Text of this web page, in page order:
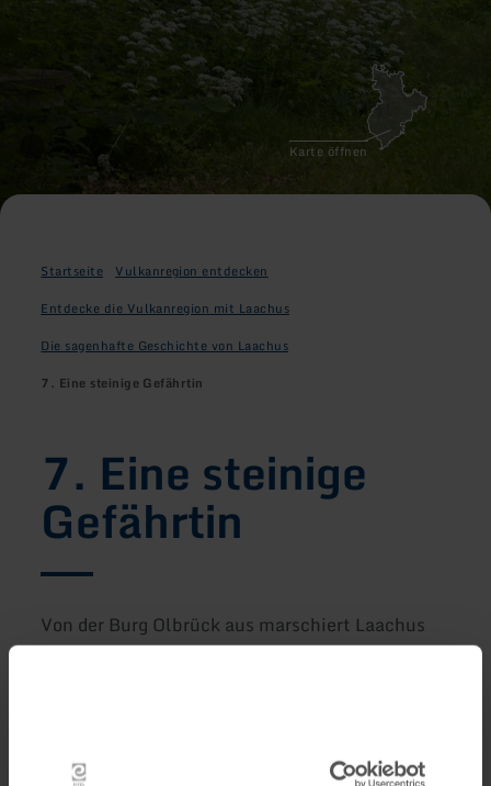
Karte öffnen
Startseite
Vulkanregion entdecken
Entdecke die Vulkanregion mit Laachus
Die sagenhafte Geschichte von Laachus
7. Eine steinige Gefährtin
7. Eine steinige
Gefährtin
Von der Burg Olbrück aus marschiert Laachus
nach Weibern ins Tuffsteinzentrum. Schon im
baut, weiß alles über sie.“ Laachus kann sich